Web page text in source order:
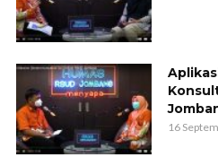
16